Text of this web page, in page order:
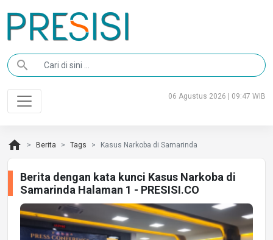
search
06 Agustus 2026 | 09:47 WIB
home Berita Tags Kasus Narkoba di Samarinda
Berita dengan kata kunci Kasus Narkoba di
Samarinda Halaman 1 - PRESISI.CO